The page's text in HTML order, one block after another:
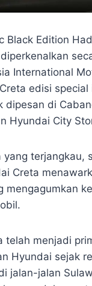
Black Edition
International
edisi special
dipesan di
Hyundai City
yang terjangkau,
Creta
mengagumkan
telah menjadi
Hyundai sejak
jalan-jalan